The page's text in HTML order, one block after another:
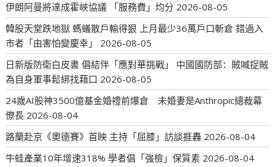
伊朗阿曼將達成霍峽協議 「服務費」均分 2026-08-05
韓股天堂跌地獄 螞蟻散戶輸得狠 上月最少36萬戶口斬倉 錯過入
市者「由害怕變慶幸」
2026-08-05
日新版防衛白皮書 倡結伴「應對華挑戰」 中國國防部：賊喊捉賊
為自身軍事鬆綁找藉口 2026-08-05
24歲AI股神3500億基金婚禮前爆倉 未婚妻是Anthropic總裁幕
僚長 2026-08-04
路蘭赴京《奧德賽》首映 主持「屈膝」訪談捱轟 2026-08-04
牛蛙產業10年增速318% 學者倡「強檢」保質素 2026-08-04